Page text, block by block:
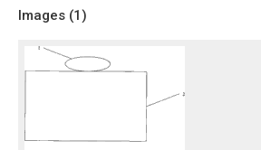
Images (1)